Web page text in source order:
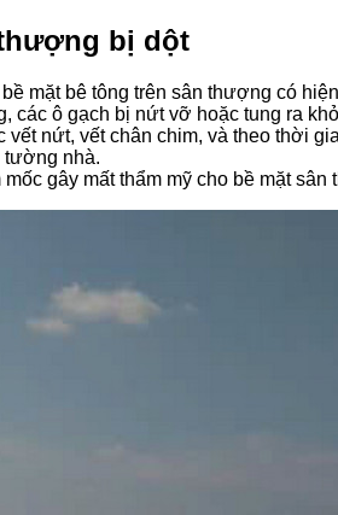
bị dột
mặt bê tông trên sân thượng có
các ô gạch bị nứt vỡ hoặc tung ra
vết nứt, vết chân chim, và theo thời
tường nhà.
gây mất thẩm mỹ cho bề mặt sân